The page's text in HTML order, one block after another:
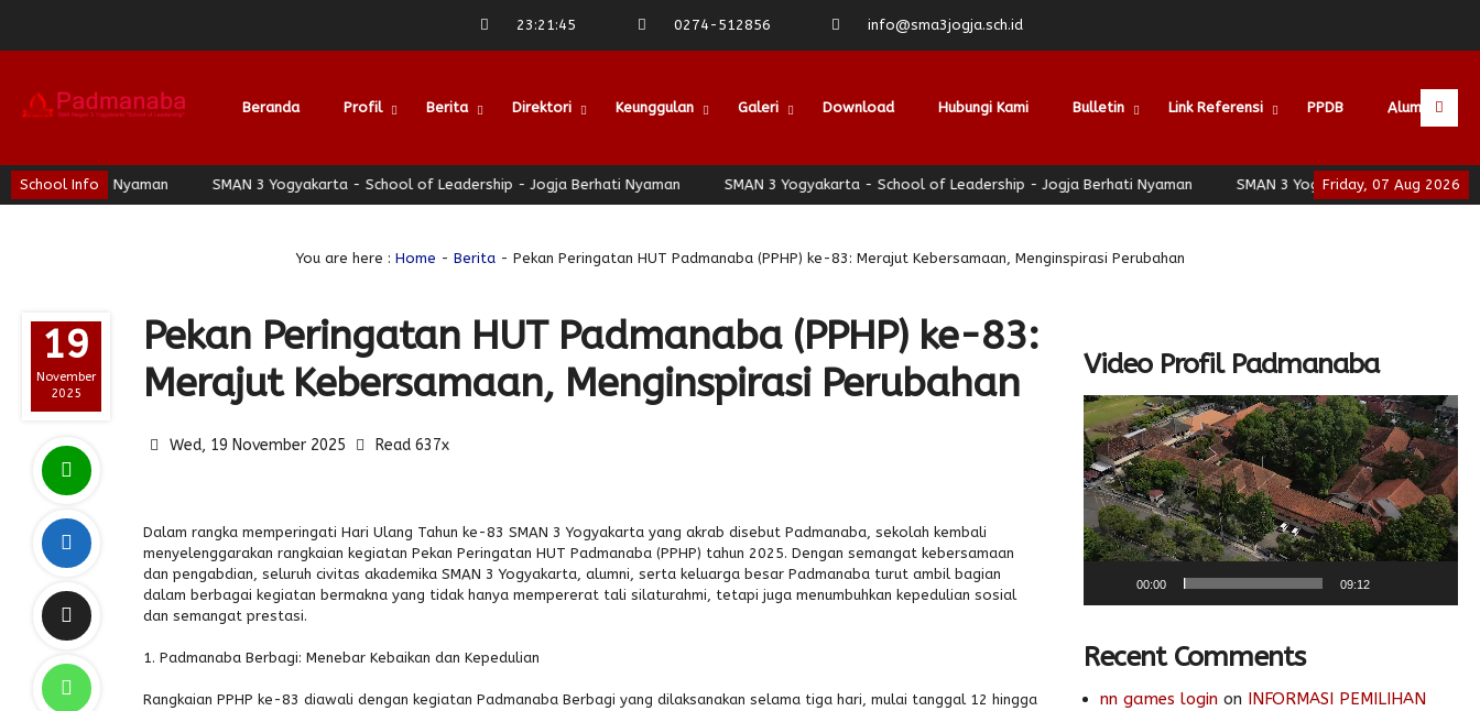
23 :21:46 0274-512856 info@sma3jogja.sch.id
Beranda Profil Berita Direktori Keunggulan Galeri Download Hubungi Kami Bulletin Link Referensi PPDB Alumni
School Info Friday, 07 Aug 2026
Nyaman SMAN 3 Yogyakarta - School of Leadership - Jogja Berhati Nyaman SMAN 3 Yogyakarta - School of Leadership - Jogja Berhati Nyaman SMAN 3 Yogyakarta - School of Leadership
You are here : Home - Berita- Pekan Peringatan HUT Padmanaba (PPHP) ke-83: Merajut Kebersamaan, Menginspirasi Perubahan
19
November
2025
Pekan Peringatan HUT Padmanaba (PPHP) ke-83:
Merajut Kebersamaan, Menginspirasi Perubahan
Wed, 19 November 2025 Read 637x
Dalam rangka memperingati Hari Ulang Tahun ke-83 SMAN 3 Yogyakarta yang akrab disebut Padmanaba, sekolah kembali
menyelenggarakan rangkaian kegiatan Pekan Peringatan HUT Padmanaba (PPHP) tahun 2025. Dengan semangat kebersamaan
dan pengabdian, seluruh civitas akademika SMAN 3 Yogyakarta, alumni, serta keluarga besar Padmanaba turut ambil bagian
dalam berbagai kegiatan bermakna yang tidak hanya mempererat tali silaturahmi, tetapi juga menumbuhkan kepedulian sosial
dan semangat prestasi.
1. Padmanaba Berbagi: Menebar Kebaikan dan Kepedulian
Rangkaian PPHP ke-83 diawali dengan kegiatan Padmanaba Berbagi yang dilaksanakan selama tiga hari, mulai tanggal 12 hingga
Video Profil Padmanaba
Video
Player
00:00 09:12
Recent Comments
nn games login on INFORMASI PEMILIHAN